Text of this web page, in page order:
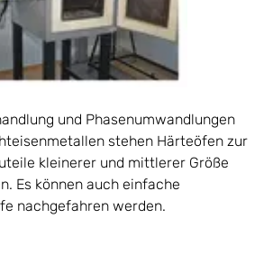
und Phasenumwandlungen
stehen Härteöfen zur
kleinerer und mittlerer Größe
Es können auch einfache
nachgefahren werden.